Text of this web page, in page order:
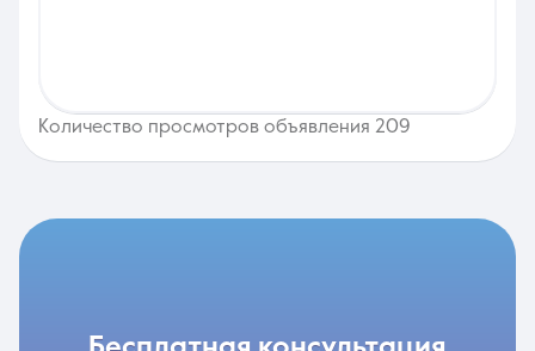
Количество просмотров объявления 209